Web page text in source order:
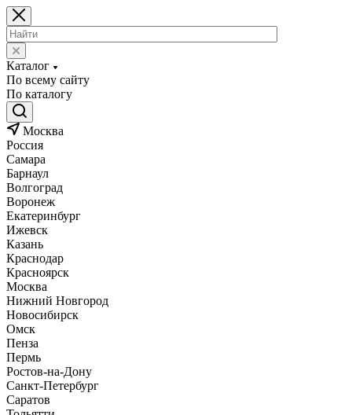
Каталог
По всему сайту
По каталогу
Москва
Россия
Самара
Барнаул
Волгоград
Воронеж
Екатеринбург
Ижевск
Казань
Краснодар
Красноярск
Москва
Нижний Новгород
Новосибирск
Омск
Пенза
Пермь
Ростов-на-Дону
Санкт-Петербург
Саратов